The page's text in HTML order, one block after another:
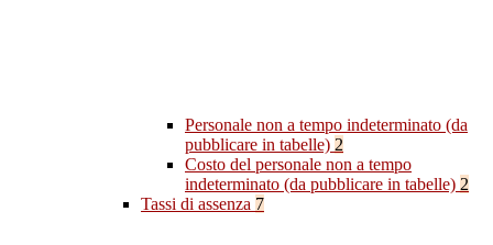
Personale non a tempo indeterminato (da
pubblicare in tabelle) 2
Costo del personale non a tempo
indeterminato (da pubblicare in tabelle) 2
Tassi di assenza 7